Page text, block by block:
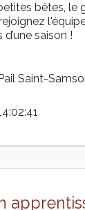
bêtes, le
saison !
Saint-